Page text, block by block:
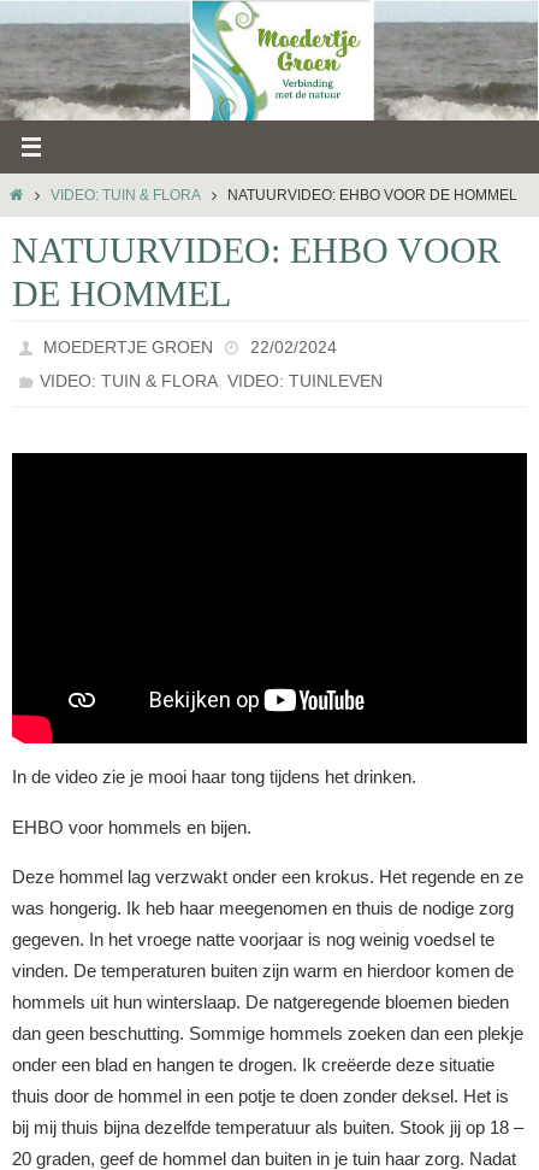
naar
inhoud
HOMEVIDEO: TUIN & FLORA NATUURVIDEO: EHBO VOOR DE HOMMEL
NATUURVIDEO: EHBO VOOR
DE HOMMEL
MOEDERTJE GROEN
22/02/2024
VIDEO: TUIN & FLORA,VIDEO: TUINLEVEN
In de video zie je mooi haar tong tijdens het drinken.
EHBO voor hommels en bijen.
Deze hommel lag verzwakt onder een krokus. Het regende en ze
was hongerig. Ik heb haar meegenomen en thuis de nodige zorg
gegeven. In het vroege natte voorjaar is nog weinig voedsel te
vinden. De temperaturen buiten zijn warm en hierdoor komen de
hommels uit hun winterslaap. De natgeregende bloemen bieden
dan geen beschutting. Sommige hommels zoeken dan een plekje
onder een blad en hangen te drogen. Ik creëerde deze situatie
thuis door de hommel in een potje te doen zonder deksel. Het is
bij mij thuis bijna dezelfde temperatuur als buiten. Stook jij op 18 –
20 graden, geef de hommel dan buiten in je tuin haar zorg. Nadat